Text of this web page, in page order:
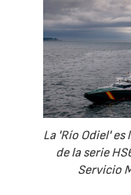
La 'Río Odiel'
de la serie
Servicio